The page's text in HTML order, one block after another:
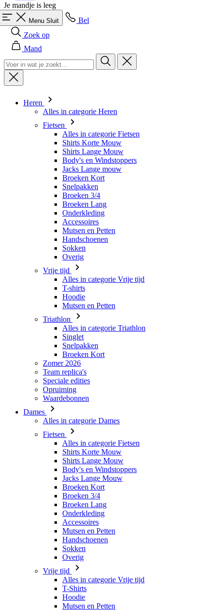
Mand
Heren
Alles in categorie Heren
Shirts Lange Mouw
Body's en Windstoppers
Jacks Lange mouw
Broeken Kort
Snelpakken
Broeken 3/4
Broeken Lang
Onderkleding
Accessoires
Mutsen en Petten
Handschoenen
Sokken
Overig
Vrije tijd
Alles in categorie Vrije tijd
T-shirts
Hoodie
Mutsen en Petten
Triathlon
Alles in categorie Triathlon
Singlet
Snelpakken
Broeken Kort
Zomer 2026
Team replica's
Speciale edities
Opruiming
Waardebonnen
Dames
Alles in categorie Dames
Fietsen
Alles in categorie Fietsen
Shirts Lange Mouw
Body's en Windstoppers
Jacks Lange Mouw
Broeken Kort
Broeken 3/4
Broeken Lang
Onderkleding
Accessoires
Mutsen en Petten
Handschoenen
Sokken
Overig
Vrije tijd
Alles in categorie Vrije tijd
T-Shirts
Hoodie
Mutsen en Petten
Triathlon
Alles in categorie Triathlon
Singlet
Snelpakken